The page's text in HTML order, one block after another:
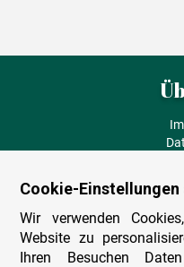
Cookie-Einstellungen
Wir verwenden
Website zu
Ihren Besuchen